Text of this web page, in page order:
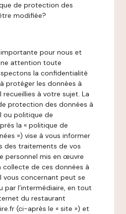
de protection des
modifiée?
pour nous et
attention toute
la confidentialité
protéger les données à
à votre sujet. La
protection des données à
ou politique de
la « politique de
») vise à vous informer
des traitements de vos
personnel mis en œuvre
collecte de ces données à
vous concernant peut se
par l’intermédiaire, en tout
du restaurant
(ci-après le « site ») et